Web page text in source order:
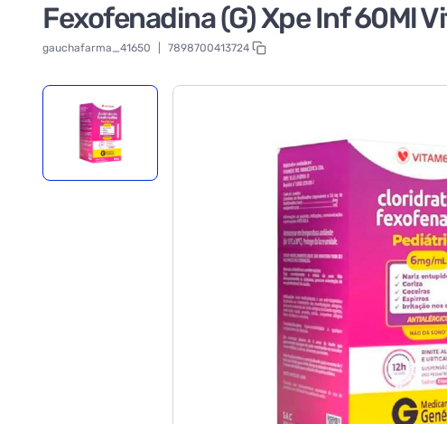
Fexofenadina (G) Xpe Inf 60Ml
gauchafarma_41650 7898700413724